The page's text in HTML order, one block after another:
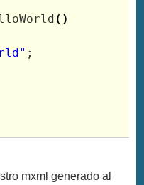
( )
;
mxml generado al